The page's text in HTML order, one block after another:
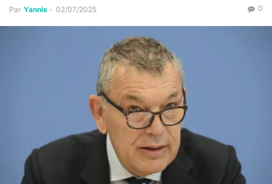
Par Yannis - 02/07/2025 0